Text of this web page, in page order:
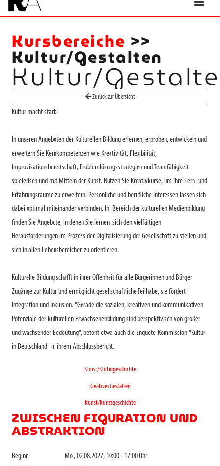
Kursbereiche >>
Kultur/Gestalten
Kultur/
Zurück zur Übersicht
Kultur macht stark!
In unseren Angeboten der Kulturellen Bildung erlernen, erproben, entwickeln und
erweitern Sie Kernkompetenzen wie Kreativität, Flexibilität,
Improvisationsbereitschaft, Problemlösungsstrategien und Teamfähigkeit
spielerisch und mit Mitteln der Kunst. Nutzen Sie Kreativkurse, um Ihre Lern- und
Erfahrungsräume zu erweitern. Persönliche und berufliche Interessen lassen sich
dabei optimal miteinander verbinden. Im Bereich der kulturellen Medienbildung
finden Sie Angebote, in denen Sie lernen, sich den vielfältigen
Herausforderungen im Prozess der Digitalisierung der Gesellschaft zu stellen und
sich in allen Lebensbereichen zu orientieren.
Kulturelle Bildung schafft in ihrer Offenheit für alle Bürgerinnen und Bürger
Zugänge zur Kultur und ermöglicht gesellschaftliche Teilhabe, sie fördert
Integration und Inklusion. "Gerade die sozialen, kreativen und kommunikativen
Potenziale der kulturellen Erwachsenenbildung sind perspektivisch von großer
und wachsender Bedeutung", betont etwa auch die Enquete-Kommission "Kultur
in Deutschland" in ihrem Abschlussbericht.
Kunst/Kulturgeschichte
Kreatives Gestalten
Kunst/Kunstgeschichte
ZWISCHEN FIGURATION UND
ABSTRAKTION
Beginn
Mo., 02.08.2027, 10:00 - 17:00 Uhr